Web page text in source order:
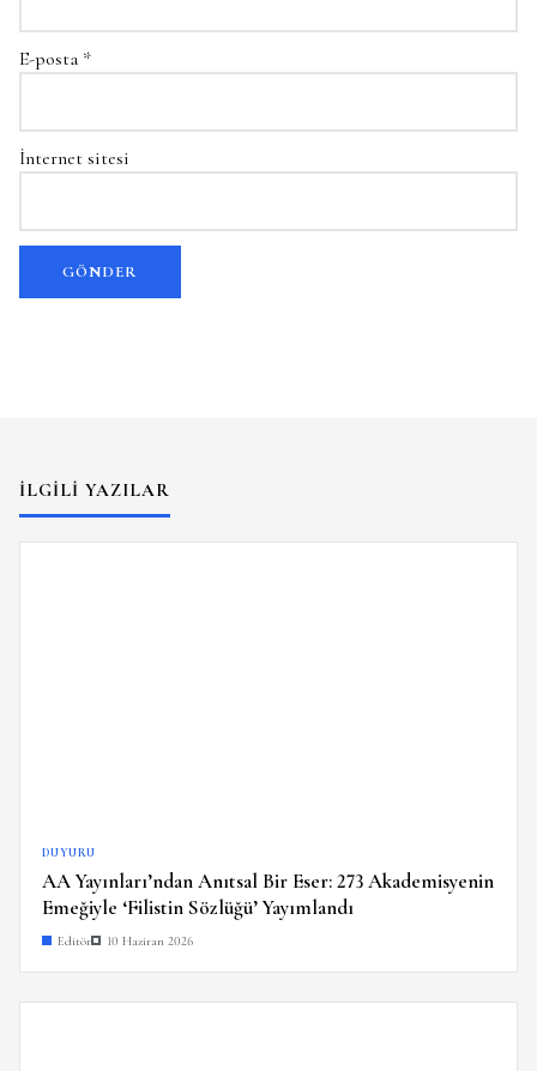
E-posta *
İnternet sitesi
İLGILI YAZILAR
DUYURU
AA Yayınları’ndan Anıtsal Bir Eser: 273 Akademisyenin
Emeğiyle ‘Filistin Sözlüğü’ Yayımlandı
Editör 10 Haziran 2026